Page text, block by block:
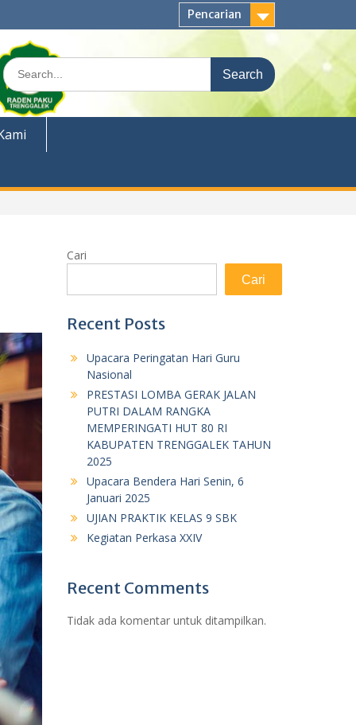
Pencarian
Search
for:
Cari
Cari
Recent Posts
Upacara Peringatan Hari Guru
Nasional
PRESTASI LOMBA GERAK JALAN
PUTRI DALAM RANGKA
MEMPERINGATI HUT 80 RI
KABUPATEN TRENGGALEK TAHUN
2025
Upacara Bendera Hari Senin, 6
Januari 2025
UJIAN PRAKTIK KELAS 9 SBK
Kegiatan Perkasa XXIV
Recent Comments
Tidak ada komentar untuk ditampilkan.